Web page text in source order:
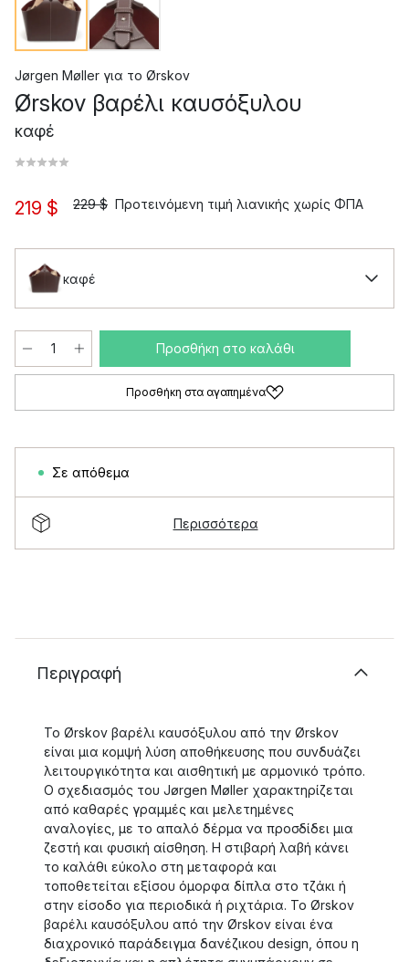
Jørgen Møller για το Ørskov
Ørskov βαρέλι καυσόξυλου
καφέ
219 $ 229 $ Προτεινόμενη τιμή λιανικής χωρίς ΦΠΑ
καφέ
Προσθήκη στο καλάθι
Προσθήκη στα αγαπημένα
Σε απόθεμα
Περισσότερα
Περιγραφή
Το Ørskov βαρέλι καυσόξυλου από την Ørskov
είναι μια κομψή λύση αποθήκευσης που συνδυάζει
λειτουργικότητα και αισθητική με αρμονικό τρόπο.
Ο σχεδιασμός του Jørgen Møller χαρακτηρίζεται
από καθαρές γραμμές και μελετημένες
αναλογίες, με το απαλό δέρμα να προσδίδει μια
ζεστή και φυσική αίσθηση. Η στιβαρή λαβή κάνει
το καλάθι εύκολο στη μεταφορά και
τοποθετείται εξίσου όμορφα δίπλα στο τζάκι ή
στην είσοδο για περιοδικά ή ριχτάρια. Το Ørskov
βαρέλι καυσόξυλου από την Ørskov είναι ένα
διαχρονικό παράδειγμα δανέζικου design, όπου η